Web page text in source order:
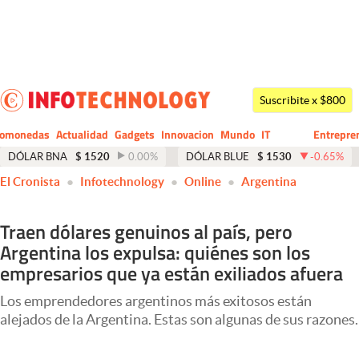
Dólar
Economía y Política
Finanzas y Mercados
Negocios
Columnistas
Otras secciones
Suscribite x $800
Actualidad Gadgets Innovacion Mundo
CIO
IT
Business
DÓLAR BNA $ 1520 0.00% DÓLAR BLUE $ 1530 -0.65%
El Cronista Infotechnology Online Argentina
Traen dólares genuinos al país, pero
Argentina los expulsa: quiénes son los
empresarios que ya están exiliados afuera
Los emprendedores argentinos más exitosos están
alejados de la Argentina. Estas son algunas de sus razones.